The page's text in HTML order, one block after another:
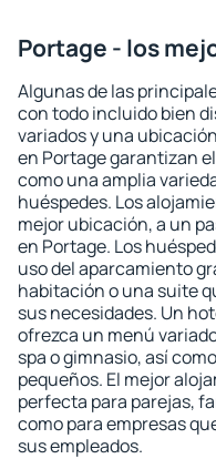
Portage - los
Algunas de las
con todo incluido bien
variados y una
en Portage garantizan
como una amplia
huéspedes. Los
mejor ubicación, a un
en Portage. Los
uso del aparcamiento
habitación o una suite
sus necesidades. Un
ofrezca un menú
spa o gimnasio, así
pequeños. El mejor
perfecta para parejas,
como para empresas
sus empleados.